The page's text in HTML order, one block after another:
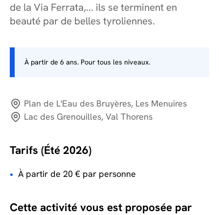
de la Via Ferrata,... ils se terminent en
beauté par de belles tyroliennes.
À partir de 6 ans. Pour tous les niveaux.
Plan de L'Eau des Bruyères, Les Menuires
Lac des Grenouilles, Val Thorens
Tarifs (Été 2026)
À partir de 20 € par personne
Cette activité vous est proposée par